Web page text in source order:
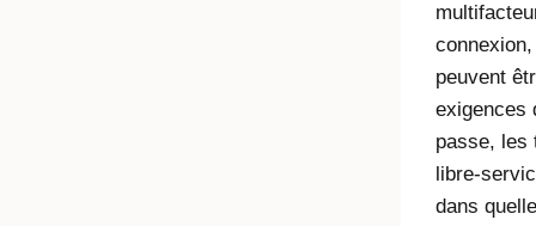
peuvent
exigences
passe, les
libre-
dans